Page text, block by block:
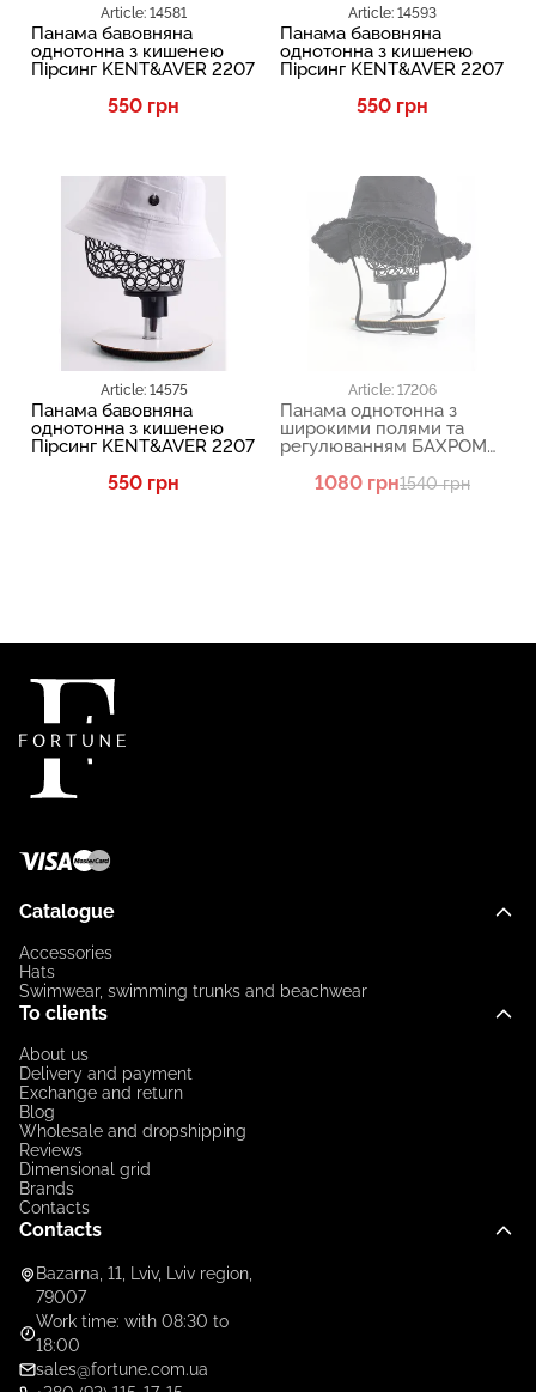
Article: 14581
Панама бавовняна
однотонна з кишенею
Пірсинг KENT&AVER 2207
550 грн
Article: 14575
Панама бавовняна
однотонна з кишенею
Пірсинг KENT&AVER 2207
550 грн
Article: 14593
Панама бавовняна
однотонна з кишенею
Пірсинг KENT&AVER 2207
550 грн
Article: 17206
Панама однотонна з
широкими полями та
регулюванням БАХРОМА
1080 грн1540 грн
Catalogue
Accessories
Hats
Swimwear, swimming trunks and beachwear
To clients
About us
Delivery and payment
Exchange and return
Blog
Wholesale and dropshipping
Reviews
Dimensional grid
Brands
Contacts
Contacts
Bazarna, 11, Lviv, Lviv region,
79007
Work time: with 08:30 to
18:00
sales@fortune.com.ua